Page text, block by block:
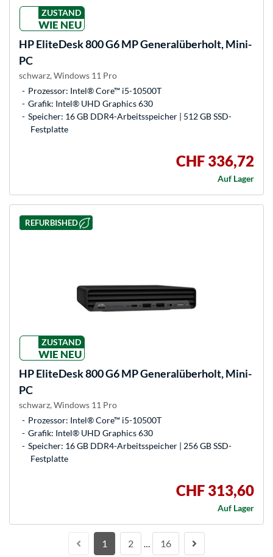
ZUSTAND
WIE NEU
HPEliteDesk 800 G6 MP Generalüberholt, Mini-
PC
schwarz, Windows 11 Pro
Prozessor: Intel® Core™ i5-10500T
Grafik: Intel® UHD Graphics 630
Speicher: 16 GB DDR4-Arbeitsspeicher | 512 GB SSD-
Festplatte
CHF 336,72
Auf Lager
REFURBISHED
ZUSTAND
WIE NEU
HPEliteDesk 800 G6 MP Generalüberholt, Mini-
PC
schwarz, Windows 11 Pro
Prozessor: Intel® Core™ i5-10500T
Grafik: Intel® UHD Graphics 630
Speicher: 16 GB DDR4-Arbeitsspeicher | 256 GB SSD-
Festplatte
CHF 313,60
Auf Lager
1 2 … 16